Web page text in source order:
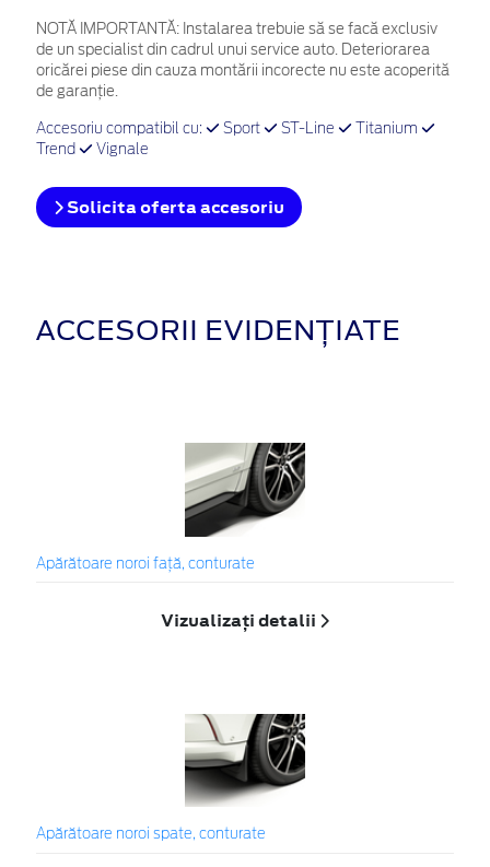
NOTĂ IMPORTANTĂ: Instalarea trebuie să se facă exclusiv
de un specialist din cadrul unui service auto. Deteriorarea
oricărei piese din cauza montării incorecte nu este acoperită
de garanţie.
Accesoriu compatibil cu: Sport ST-Line
Titanium
Trend
Vignale
Solicita oferta accesoriu
ACCESORII EVIDENȚIATE
Apărătoare noroi față, conturate
Vizualizați detalii
Apărătoare noroi spate, conturate